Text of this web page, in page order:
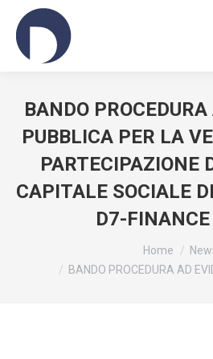
BANDO
PUBBLICA PER LA
PARTECIPAZIONE
CAPITALE SOCIALE
D7-
Home
BANDO PROCEDURA AD